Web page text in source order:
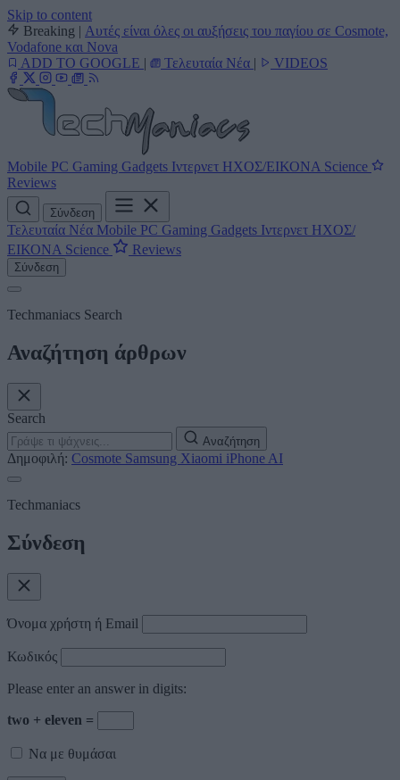
Skip to content
Breaking | Αυτές είναι όλες οι αυξήσεις του παγίου σε Cosmote,
Vodafone και Nova
ADD TO GOOGLE | Τελευταία Νέα | VIDEOS
Mobile PC Gaming Gadgets Ιντερνετ ΗΧΟΣ/ΕΙΚΟΝΑ Science
Reviews
Σύνδεση
Τελευταία Νέα Mobile PC Gaming Gadgets Ιντερνετ ΗΧΟΣ/
ΕΙΚΟΝΑ Science Reviews
Σύνδεση
Techmaniacs Search
Αναζήτηση άρθρων
Search
Αναζήτηση
Δημοφιλή: Cosmote Samsung Xiaomi iPhone AI
Techmaniacs
Σύνδεση
Όνομα χρήστη ή Email
Κωδικός
Please enter an answer in digits:
two + eleven =
Να με θυμάσαι